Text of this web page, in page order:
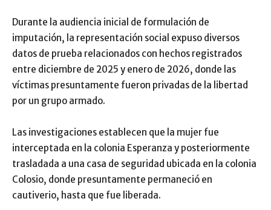
Durante la audiencia inicial de formulación de
imputación, la representación social expuso diversos
datos de prueba relacionados con hechos registrados
entre diciembre de 2025 y enero de 2026, donde las
víctimas presuntamente fueron privadas de la libertad
por un grupo armado.
Las investigaciones establecen que la mujer fue
interceptada en la colonia Esperanza y posteriormente
trasladada a una casa de seguridad ubicada en la colonia
Colosio, donde presuntamente permaneció en
cautiverio, hasta que fue liberada.